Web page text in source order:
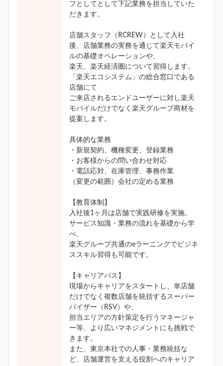
フとしてとして下記業務を担当していた
だきます。
店舗スタッフ（RCREW）として入社
後、店舗業務の実務を通じて楽天モバイ
ルの基礎オペレーションや、
楽天、楽天経済圏について習得します。
「楽天エコシステム」の総合窓口である
店舗にて
ご来店されるエンドユーザーに対し楽天
モバイルだけでなく楽天グループ商材を
提案します。
具体的な業務
・新規契約、機種変更、登録業務
・お客様からの問い合わせ対応
・電話応対、在庫管理、事務作業
（変更の範囲）会社の定める業務
【教育体制】
入社後1ヶ月は店舗で実践研修を実施。
サービス知識・業務の流れを基礎から学
べ、
楽天グループ共通のeラーニングでビジネ
ススキル習得も可能です。
【キャリアパス】
現場からキャリアをスタートし、単店舗
だけでなく複数店舗を統括するスーパー
バイザー（RSV）や、
担当エリアの方針策定を行うマネージャ
ー等、より広いマネジメントにも挑戦で
きます。
また、東京本社での人事・業務統括な
ど、店舗運営を支える役割へのキャリア